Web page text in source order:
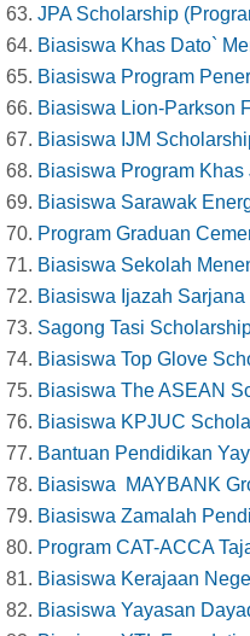
JPA Scholarship
Biasiswa Khas Dato`
Biasiswa Program
Biasiswa Lion-Parkson
Biasiswa IJM
Biasiswa Program Khas
Biasiswa Sarawak
Program Graduan
Biasiswa Sekolah
Biasiswa Ijazah
Sagong Tasi
Biasiswa Top Glove
Biasiswa The ASEAN
Biasiswa KPJUC
Bantuan Pendidikan
Biasiswa MAYBANK
Biasiswa Zamalah
Program CAT-ACCA
Biasiswa Kerajaan
Biasiswa Yayasan